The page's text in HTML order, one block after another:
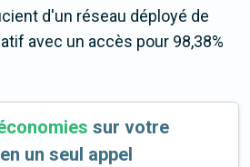
d'un réseau déployé de
avec un accès pour 98,38%
sur votre
un seul appel